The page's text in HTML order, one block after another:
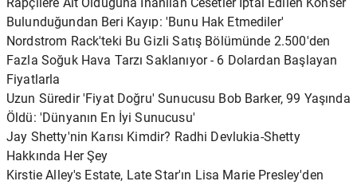
Bulunduğundan Beri Kayıp: 'Bunu Hak Etmediler'
Nordstrom Rack'teki Bu Gizli Satış Bölümünde 2.500'den
Fazla Soğuk Hava Tarzı Saklanıyor - 6 Dolardan Başlayan
Fiyatlarla
Uzun Süredir 'Fiyat Doğru' Sunucusu Bob Barker, 99 Yaşında
Öldü: 'Dünyanın En İyi Sunucusu'
Jay Shetty'nin Karısı Kimdir? Radhi Devlukia-Shetty
Hakkında Her Şey
Kirstie Alley's Estate, Late Star'ın Lisa Marie Presley'den